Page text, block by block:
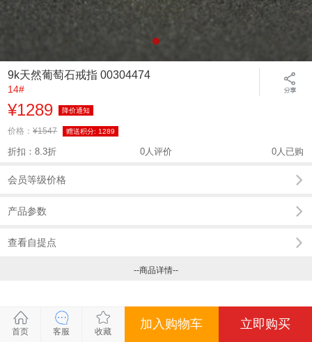
9k天然葡萄石戒指 00304474
14#
¥1289 降价通知
价格：¥1547 赠送积分: 1289
折扣：8.3折 0人评价 0人已购
会员等级价格
产品参数
查看自提点
--商品详情--
关闭
关闭
关闭
关闭
关闭
关闭
首页 客服 收藏
加入购物车 立即购买